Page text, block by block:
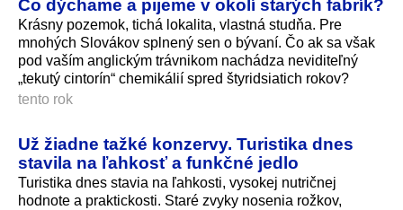
Čo dýchame a pijeme v okolí starých fabrík?
Krásny pozemok, tichá lokalita, vlastná studňa. Pre
mnohých Slovákov splnený sen o bývaní. Čo ak sa však
pod vaším anglickým trávnikom nachádza neviditeľný
„tekutý cintorín“ chemikálií spred štyridsiatich ro­kov?
tento rok
Už žiadne tažké konzervy. Turistika dnes
stavila na ľahkosť a funkčné jedlo
Turistika dnes stavia na ľahkosti, vysokej nutričnej
hodnote a praktickosti. Staré zvyky nosenia rožkov,